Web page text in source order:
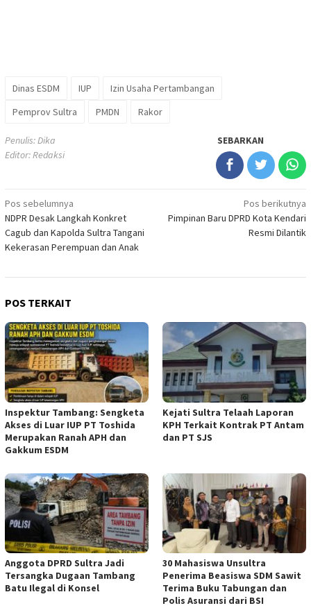
Dinas ESDM IUP
Izin Usaha Pertambangan
Pemprov Sultra
PMDN Rakor
Penulis: Dika
Editor: Redaksi
SEBARKAN
Navigasi
pos
Pos sebelumnya
NDPR Desak Langkah Konkret
Cagub dan Kapolda Sultra Tangani
Kekerasan Perempuan dan Anak
Pos berikutnya
Pimpinan Baru DPRD Kota Kendari
Resmi Dilantik
POS TERKAIT
Inspektur Tambang: Sengketa
Akses di Luar IUP PT Toshida
Merupakan Ranah APH dan
Gakkum ESDM
Kejati Sultra Telaah Laporan
KPH Terkait Kontrak PT Antam
dan PT SJS
Anggota DPRD Sultra Jadi
Tersangka Dugaan Tambang
Batu Ilegal di Konsel
30 Mahasiswa Unsultra
Penerima Beasiswa SDM Sawit
Terima Buku Tabungan dan
Polis Asuransi dari BSI